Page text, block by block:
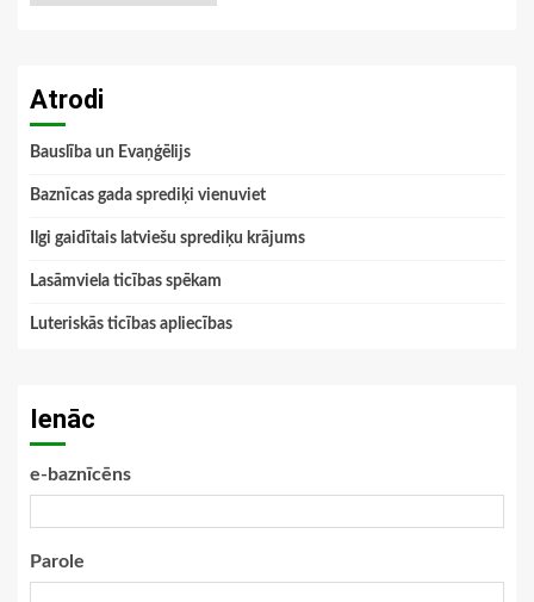
Atrodi
Bauslība un Evaņģēlijs
Baznīcas gada sprediķi vienuviet
Ilgi gaidītais latviešu sprediķu krājums
Lasāmviela ticības spēkam
Luteriskās ticības apliecības
Ienāc
e-baznīcēns
Parole